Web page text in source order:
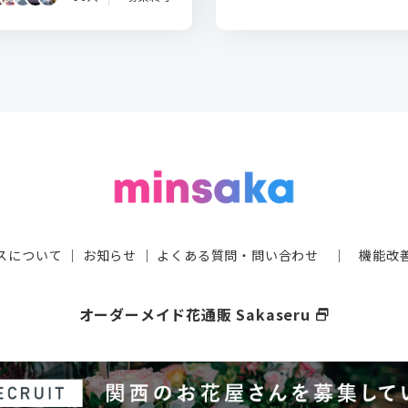
について ｜ お知らせ ｜ よくある質問・問い合わせ ｜機能改
オーダーメイド花通販 Sakaseru select_window